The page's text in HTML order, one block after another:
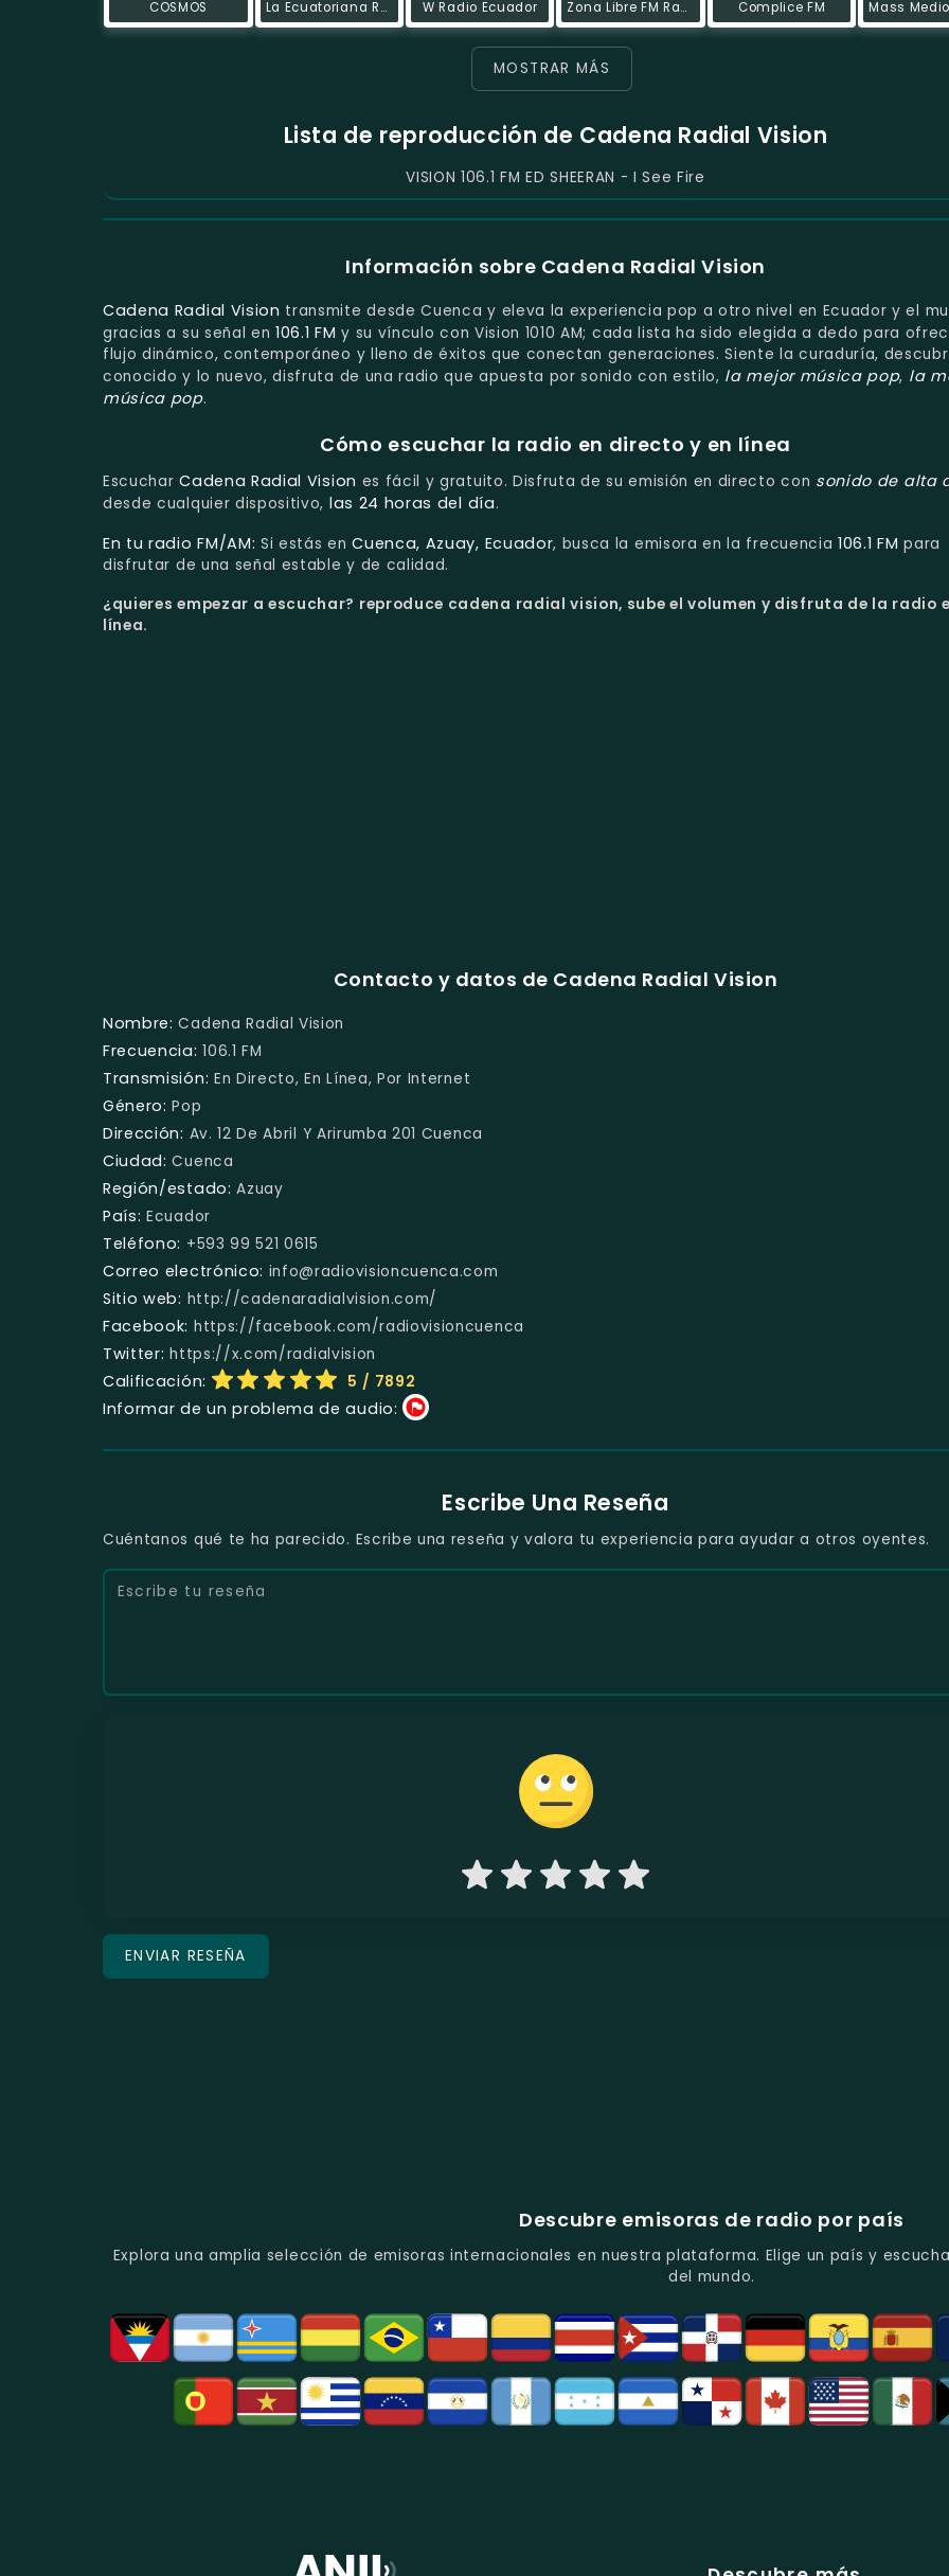
COSMOS La Ecuatoriana Radio On Line W Radio Ecuador Zona Libre FM Radio Tv Complice FM
MOSTRAR MÁS
Lista de reproducción de Cadena Radial Vision
VISION 106.1 FM ED SHEERAN - I See Fire
Información sobre Cadena Radial Vision
Cadena Radial Vision transmite desde Cuenca y eleva la experiencia pop a otro nivel en Ecuador y el
gracias a su señal en106.1 FM y su vínculo con Vision 1010 AM; cada lista ha sido elegida a dedo para
flujo dinámico, contemporáneo y lleno de éxitos que conectan generaciones. Siente la curaduría,
conocido y lo nuevo, disfruta de una radio que apuesta por sonido con estilo, la mejor música pop, la
música pop.
Cómo escuchar la radio en directo y en línea
EscucharCadena Radial Vision es fácil y gratuito. Disfruta de su emisión en directo con sonido de alta
desde cualquier dispositivo, las 24 horas del día.
En tu radio FM/AM: Si estás enCuenca, Azuay, Ecuador, busca la emisora en la frecuencia 106.1 FM para
disfrutar de una señal estable y de calidad.
¿quieres empezar a escuchar? reproduce cadena radial vision, sube el volumen y disfruta de la radio
línea.
Contacto y datos de Cadena Radial Vision
Nombre: Cadena Radial Vision
Frecuencia: 106.1 FM
Transmisión: En Directo, En Línea, Por Internet
Género: Pop
Dirección: Av. 12 De Abril Y Arirumba 201 Cuenca
Ciudad: Cuenca
Región/estado: Azuay
País: Ecuador
Teléfono: +593 99 521 0615
Correo electrónico: info@radiovisioncuenca.com
Sitio web: http://cadenaradialvision.com/
Facebook: https://facebook.com/radiovisioncuenca
Twitter: https://x.com/radialvision
Calificación: 5 / 7892
Informar de un problema de audio:
Escribe Una Reseña
Cuéntanos qué te ha parecido. Escribe una reseña y valora tu experiencia para ayudar a otros oyentes.
Descubre emisoras de radio por país
Explora una amplia selección de emisoras internacionales en nuestra plataforma. Elige un país y
del mundo.